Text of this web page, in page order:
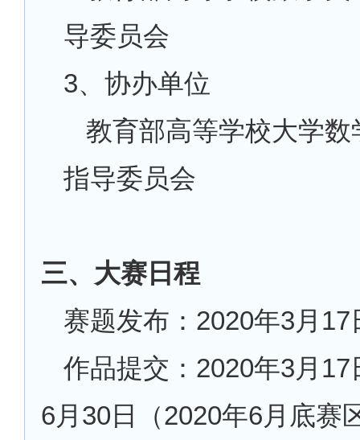
导委员会
3、协办单位
教育部高等学校大学数
指导委员会
三、大赛日程
赛题发布： 2020年3月17
作品提交： 2020年3月17
6月30日（2020年6月底赛